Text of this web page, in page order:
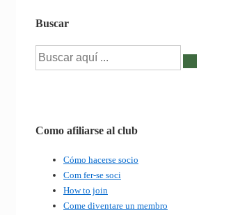
Buscar
Buscar
Como afiliarse al club
Cómo hacerse socio
Com fer-se soci
How to join
Come diventare un membro